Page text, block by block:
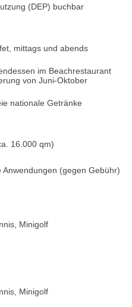
(DEP) buchbar
mittags und abends
im Beachrestaurant
von Juni-Oktober
nationale Getränke
16.000 qm)
(gegen Gebühr)
Minigolf
Minigolf